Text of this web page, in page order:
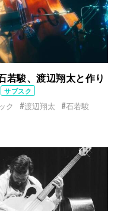
若駿、渡辺翔太と作り
サブスク
ク #渡辺翔太 #石若駿